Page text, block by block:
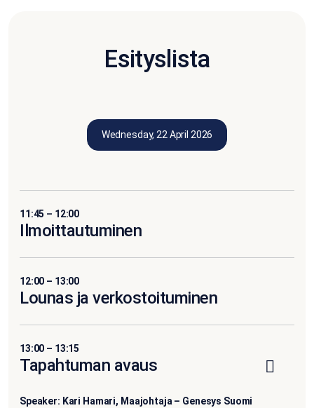
Esityslista
Wednesday, 22 April 2026
11:45 – 12:00
Ilmoittautuminen
12:00 – 13:00
Lounas ja verkostoituminen
13:00 – 13:15
Tapahtuman avaus
Speaker: Kari Hamari, Maajohtaja – Genesys Suomi